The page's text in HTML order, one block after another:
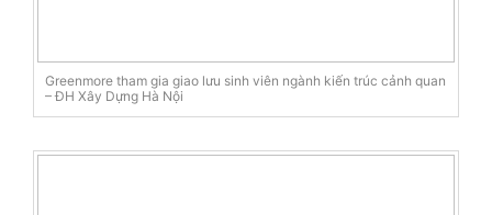
Greenmore tham gia giao lưu sinh viên ngành kiến trúc cảnh quan
– ĐH Xây Dựng Hà Nội